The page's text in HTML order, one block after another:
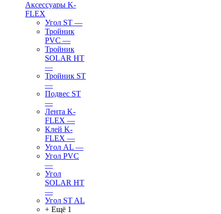
Аксессуары K-
FLEX
Угол ST —
Тройник
PVC —
Тройник
SOLAR HT
—
Тройник ST
—
Подвес ST
—
Лента K-
FLEX —
Клей K-
FLEX —
Угол AL —
Угол PVC
—
Угол
SOLAR HT
—
Угол ST AL
+ Ещё 1